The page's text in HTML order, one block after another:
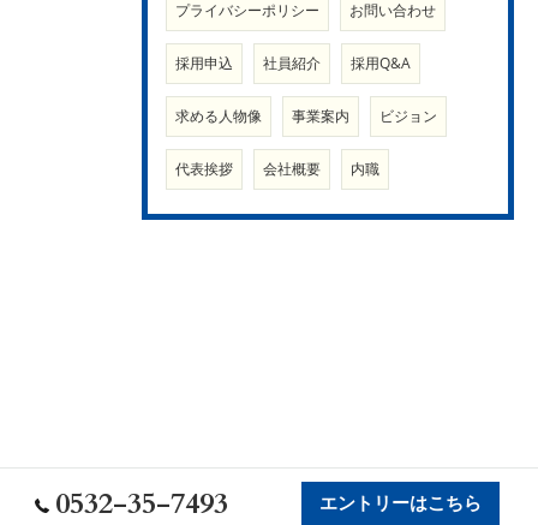
プライバシーポリシー お問い合わせ
採用申込 社員紹介 採用Q&A
求める人物像 事業案内 ビジョン
代表挨拶 会社概要 内職
0532-35-7493 エントリーはこちら